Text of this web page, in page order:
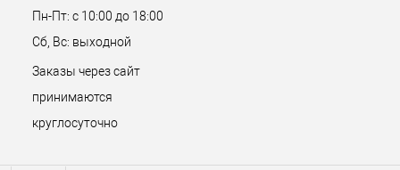
Пн-Пт: с 10:00 до 18:00
Сб, Вс: выходной
Заказы через сайт
принимаются
круглосуточно